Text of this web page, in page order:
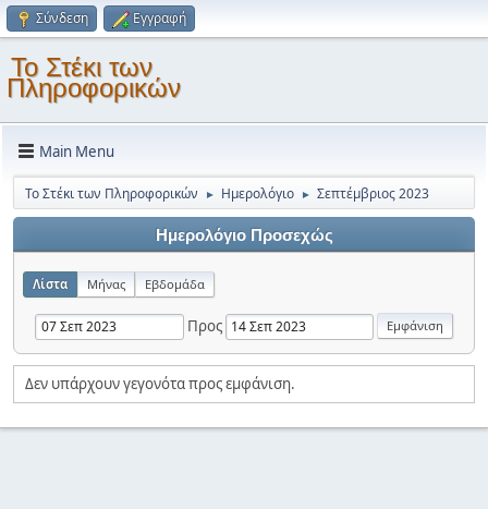
Σύνδεση Εγγραφή
Το Στέκι των
Πληροφορικών
Main Menu
Το Στέκι των Πληροφορικών ► Ημερολόγιο ► Σεπτέμβριος 2023
Ημερολόγιο Προσεχώς
Λίστα Μήνας Εβδομάδα
Προς
Δεν υπάρχουν γεγονότα προς εμφάνιση.